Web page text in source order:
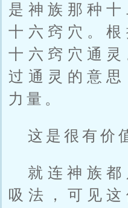
是神族那种
十六窍穴。
十六窍穴通
过通灵的意
力量。
这是很有价
就连神族
吸法，可见